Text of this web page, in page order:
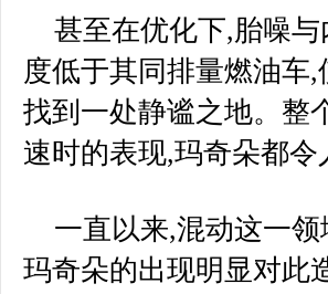
甚至在优化下,胎噪
度低于其同排量燃油车
找到一处静谧之地。整
速时的表现,玛奇朵都
一直以来,混动这一
玛奇朵的出现明显对此